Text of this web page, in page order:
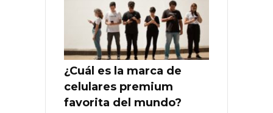
¿Cuál es la marca de
celulares premium
favorita del mundo?